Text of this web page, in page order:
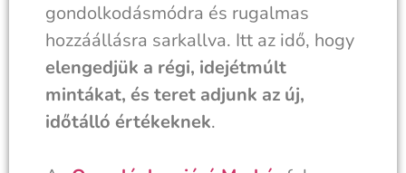
gondolkodásmódra és rugalmas
hozzáállásra sarkallva. Itt az idő, hogy
elengedjük a régi, idejétmúlt
mintákat, és teret adjunk az új,
időtálló értékeknek.